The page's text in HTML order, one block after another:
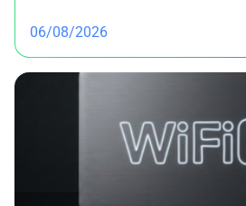
06/08/2026